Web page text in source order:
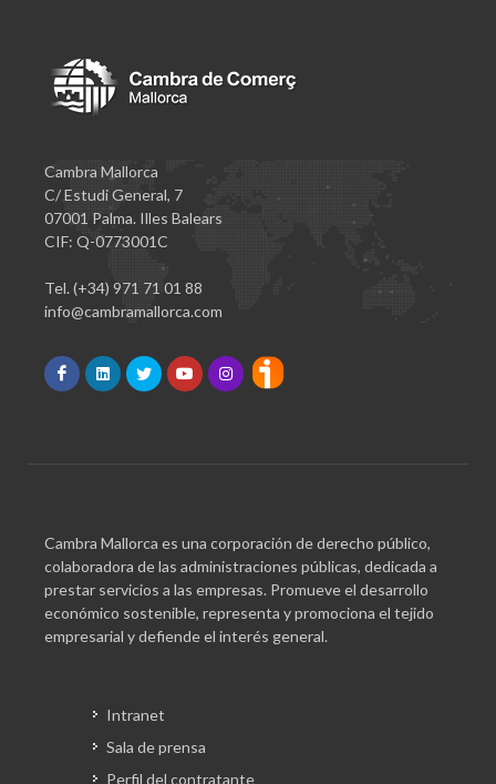
Cambra Mallorca
C/ Estudi General, 7
07001 Palma. Illes Balears
CIF: Q-0773001C
Tel. (+34) 971 71 01 88
info@cambramallorca.com
Cambra Mallorca es una corporación de derecho público,
colaboradora de las administraciones públicas, dedicada a
prestar servicios a las empresas. Promueve el desarrollo
económico sostenible, representa y promociona el tejido
empresarial y defiende el interés general.
Intranet
Sala de prensa
Perfil del contratante